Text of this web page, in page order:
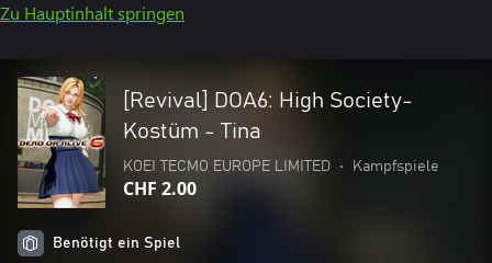
Zu Hauptinhalt springen
[Revival] DOA6: High Society-
Kostüm - Tina
KOEI TECMO EUROPE LIMITED • Kampfspiele
CHF 2.00
Benötigt ein Spiel